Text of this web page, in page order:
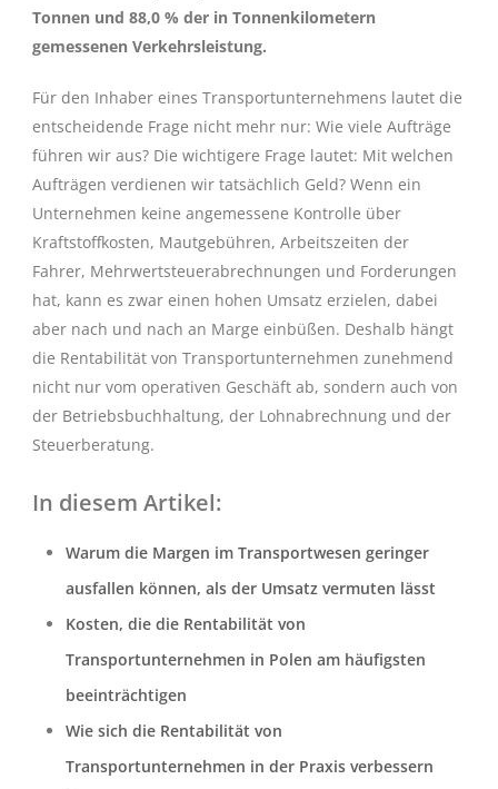
Tonnen und 88,0 % der in Tonnenkilometern
gemessenen Verkehrsleistung.
Für den Inhaber eines Transportunternehmens lautet die
entscheidende Frage nicht mehr nur: Wie viele Aufträge
führen wir aus? Die wichtigere Frage lautet: Mit welchen
Aufträgen verdienen wir tatsächlich Geld? Wenn ein
Unternehmen keine angemessene Kontrolle über
Kraftstoffkosten, Mautgebühren, Arbeitszeiten der
Fahrer, Mehrwertsteuerabrechnungen und Forderungen
hat, kann es zwar einen hohen Umsatz erzielen, dabei
aber nach und nach an Marge einbüßen. Deshalb hängt
die Rentabilität von Transportunternehmen zunehmend
nicht nur vom operativen Geschäft ab, sondern auch von
der Betriebsbuchhaltung, der Lohnabrechnung und der
Steuerberatung.
In diesem Artikel:
Warum die Margen im Transportwesen geringer
ausfallen können, als der Umsatz vermuten lässt
Kosten, die die Rentabilität von
Transportunternehmen in Polen am häufigsten
beeinträchtigen
Wie sich die Rentabilität von
Transportunternehmen in der Praxis verbessern